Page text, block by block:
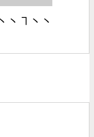
丶㇕丶丶